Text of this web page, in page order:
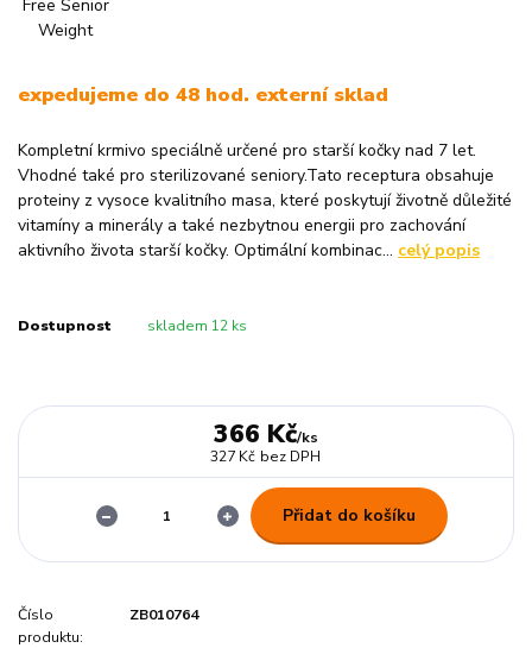
expedujeme do 48 hod. externí sklad
Kompletní krmivo speciálně určené pro starší kočky nad 7 let.
Vhodné také pro sterilizované seniory.Tato receptura obsahuje
proteiny z vysoce kvalitního masa, které poskytují životně důležité
vitamíny a minerály a také nezbytnou energii pro zachování
aktivního života starší kočky. Optimální kombinac... celý popis
Dostupnost skladem 12 ks
366 Kč/ks
327 Kč bez DPH
Přidat do košíku
Číslo
produktu:
ZB010764